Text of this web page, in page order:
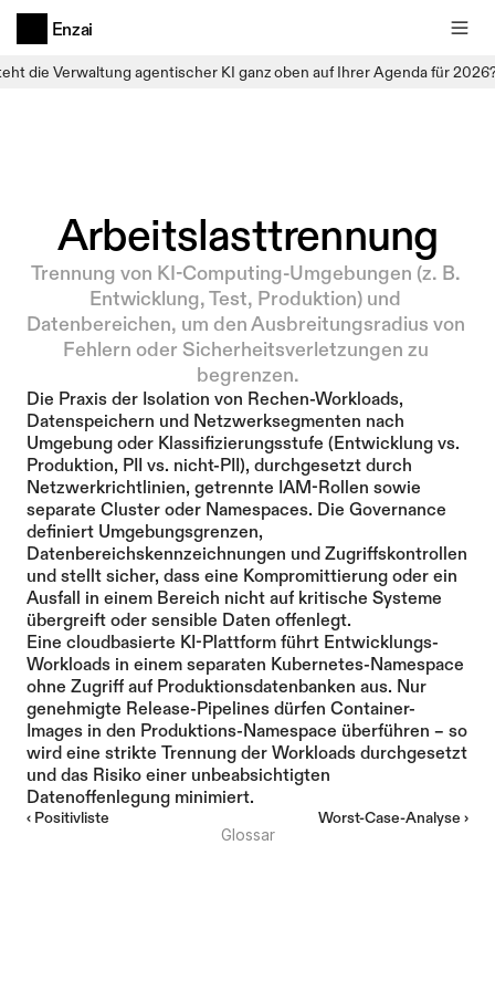
die Verwaltung agentischer KI ganz oben auf Ihrer Agenda für
Enzai
Arbeitslasttrennung
Trennung von KI-Computing-Umgebungen (z. B.
Entwicklung, Test, Produktion) und
Datenbereichen, um den Ausbreitungsradius von
Fehlern oder Sicherheitsverletzungen zu
begrenzen.
Die Praxis der Isolation von Rechen-Workloads,
Datenspeichern und Netzwerksegmenten nach
Umgebung oder Klassifizierungsstufe (Entwicklung vs.
Produktion, PII vs. nicht-PII), durchgesetzt durch
Netzwerkrichtlinien, getrennte IAM-Rollen sowie
separate Cluster oder Namespaces. Die Governance
definiert Umgebungsgrenzen,
Datenbereichskennzeichnungen und Zugriffskontrollen
und stellt sicher, dass eine Kompromittierung oder ein
Ausfall in einem Bereich nicht auf kritische Systeme
übergreift oder sensible Daten offenlegt.
Eine cloudbasierte KI-Plattform führt Entwicklungs-
Workloads in einem separaten Kubernetes-Namespace
ohne Zugriff auf Produktionsdatenbanken aus. Nur
genehmigte Release-Pipelines dürfen Container-
Images in den Produktions-Namespace überführen – so
wird eine strikte Trennung der Workloads durchgesetzt
und das Risiko einer unbeabsichtigten
Datenoffenlegung minimiert.
‹ Positivliste Worst-Case-Analyse ›
Glossar